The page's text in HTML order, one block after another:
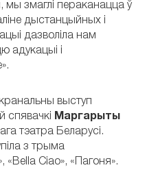
мы змаглі пераканацца ў
дыстанцыйных і
дазволіла нам
адукацыі і
выступ
спявачкі Маргарыты
тэатра Беларусі.
з трыма
«Bella Ciao», «Пагоня».